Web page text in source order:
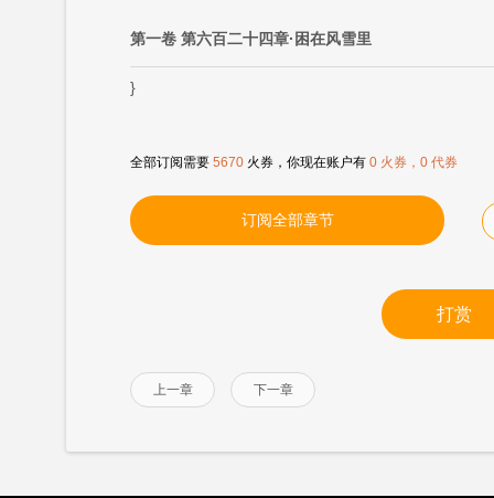
第一卷 第六百二十四章·困在风雪里
}
全部订阅需要 5670 火券，你现在账户有 0 火券，0 代券
订阅全部章节
打赏
上一章 下一章